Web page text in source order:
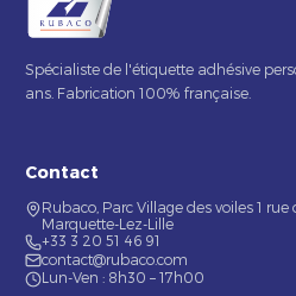
Spécialiste de l'étiquette adhésive
ans. Fabrication 100% française.
Contact
Rubaco, Parc Village des voiles 1
Marquette-Lez-Lille
+33 3 20 51 46 91
contact@rubaco.com
Lun-Ven : 8h30 – 17h00